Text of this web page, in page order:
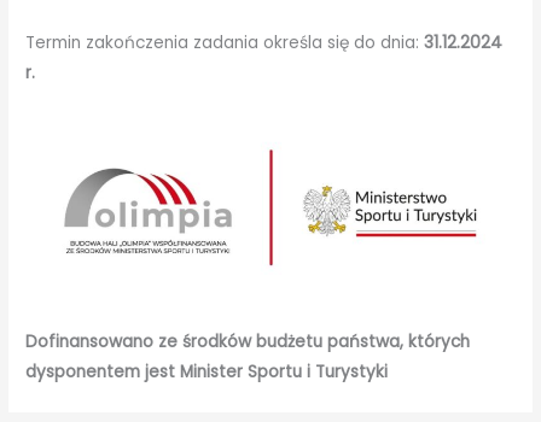
Termin zakończenia zadania określa się do dnia:31.12.2024
r.
Dofinansowano ze środków budżetu państwa, których
dysponentem jest Minister Sportu i Turystyki